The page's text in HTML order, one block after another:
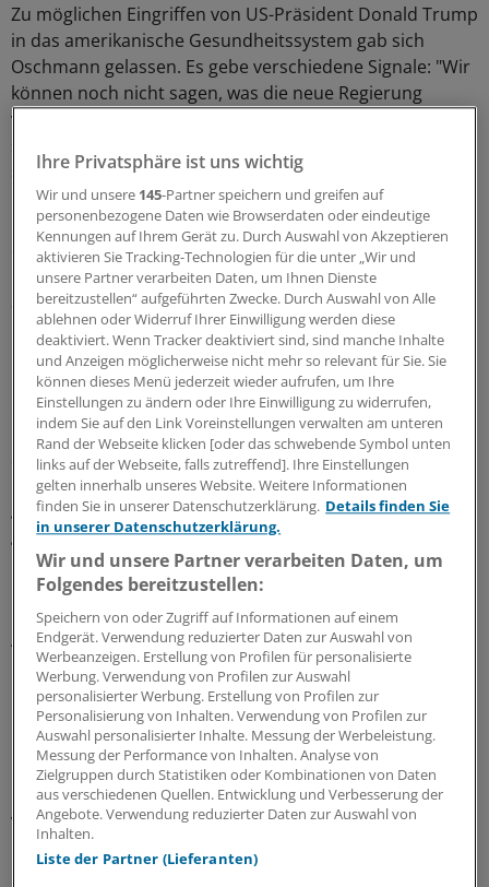
Zu möglichen Eingriffen von US-Präsident Donald Trump
in das amerikanische Gesundheitssystem gab sich
Oschmann gelassen. Es gebe verschiedene Signale: "Wir
können noch nicht sagen, was die neue Regierung
vorhat." Auch sei bisher nicht abzusehen, ob es zu einer
spielen positive und negative Szenarien durch",
berichtete der Merck-Chef. Trump hatte die
Pharmabranche im Wahlkampf scharf kritisiert und
einen härteren Kurs bei Preisverhandlungen für
Medikamente im staatlichen Gesundheitssystem
angekündigt. Die USA sind der größte Markt der
Pharmaindustrie. Mit Sigma-Aldrich hat Merck seine
Position dort stark ausgebaut.
Steigende Forschungsausgaben
2016 habe man aus der Übernahme Synergien von 105
Millionen Euro erzielt – 15 Millionen Euro mehr als
geplant, sagte Finanzchef Marcus Kuhnert. Die zunächst
gestiegene Verschuldung sank um neun Prozent auf
rund 11,5 Milliarden Euro.
In der Healthcare-Sparte stiegen die Umsätze nach
Angaben des Pharmaunternehmens bei steigenden
Forschungsausgaben aus eigener Kraft um 4,6 Prozent.
Beim Multiple-Sklerose-Medikament Rebif® (Interferon
beta-1a), dem lukrativsten Mittel von Merck, fielen die
Erlöse jedoch etwas. Das Geschäft mit Biosimilars will
Merck indes verkaufen. Man befinde sich in
"fortgeschrittenen Verhandlungen" und erwarte einen
Vollzug noch in diesem Jahr.
Ihre Privatsphäre ist uns wichtig
Wir und unsere 145-Partner speichern und greifen auf
personenbezogene Daten wie Browserdaten oder eindeutige
Kennungen auf Ihrem Gerät zu. Durch Auswahl von Akzeptieren
aktivieren Sie Tracking-Technologien für die unter „Wir und
unsere Partner verarbeiten Daten, um Ihnen Dienste
bereitzustellen“ aufgeführten Zwecke. Durch Auswahl von Alle
ablehnen oder Widerruf Ihrer Einwilligung werden diese
deaktiviert. Wenn Tracker deaktiviert sind, sind manche Inhalte
und Anzeigen möglicherweise nicht mehr so relevant für Sie. Sie
können dieses Menü jederzeit wieder aufrufen, um Ihre
Einstellungen zu ändern oder Ihre Einwilligung zu widerrufen,
indem Sie auf den Link Voreinstellungen verwalten am unteren
Rand der Webseite klicken [oder das schwebende Symbol unten
links auf der Webseite, falls zutreffend]. Ihre Einstellungen
gelten innerhalb unseres Website. Weitere Informationen
finden Sie in unserer Datenschutzerklärung. Details finden Sie
in unserer Datenschutzerklärung.
Wir und unsere Partner verarbeiten Daten, um
Folgendes bereitzustellen:
Speichern von oder Zugriff auf Informationen auf einem
Endgerät. Verwendung reduzierter Daten zur Auswahl von
Werbeanzeigen. Erstellung von Profilen für personalisierte
Werbung. Verwendung von Profilen zur Auswahl
personalisierter Werbung. Erstellung von Profilen zur
Personalisierung von Inhalten. Verwendung von Profilen zur
Auswahl personalisierter Inhalte. Messung der Werbeleistung.
Messung der Performance von Inhalten. Analyse von
Zielgruppen durch Statistiken oder Kombinationen von Daten
aus verschiedenen Quellen. Entwicklung und Verbesserung der
Angebote. Verwendung reduzierter Daten zur Auswahl von
Inhalten.
Liste der Partner (Lieferanten)